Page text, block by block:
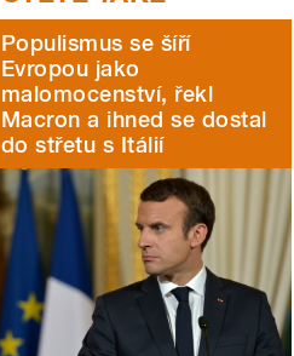
Populismus se šíří
Evropou jako
malomocenství, řekl
Macron a ihned se dostal
do střetu s Itálií